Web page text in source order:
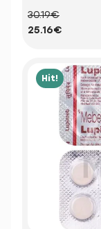
30.19€
25.16€
Hit!